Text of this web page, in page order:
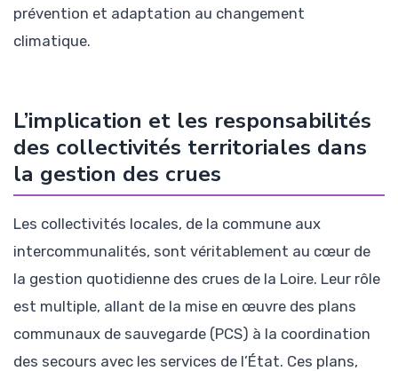
prévention et adaptation au changement
climatique.
L’implication et les responsabilités
des collectivités territoriales dans
la gestion des crues
Les collectivités locales, de la commune aux
intercommunalités, sont véritablement au cœur de
la gestion quotidienne des crues de la Loire. Leur rôle
est multiple, allant de la mise en œuvre des plans
communaux de sauvegarde (PCS) à la coordination
des secours avec les services de l’État. Ces plans,